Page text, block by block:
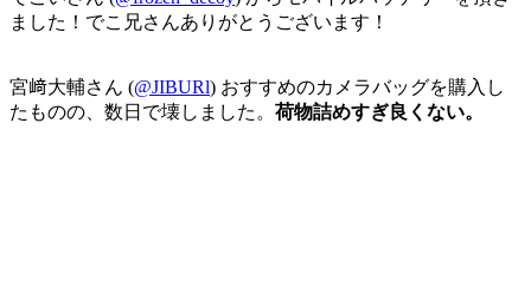
ました！でこ兄さんありがとうございます！
宮﨑大輔さん (@JIBURl) おすすめのカメラバッグを購入し
たものの、数日で壊しました。 荷物詰めすぎ良くない。